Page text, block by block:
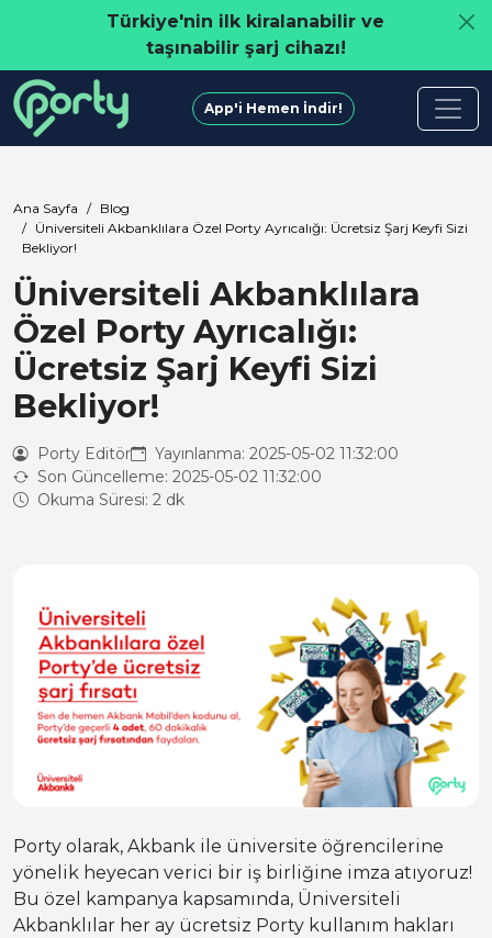
Türkiye'nin ilk kiralanabilir ve
taşınabilir şarj cihazı!
App'i Hemen İndir!
Ana Sayfa
Blog
Üniversiteli Akbanklılara Özel Porty Ayrıcalığı: Ücretsiz Şarj Keyfi Sizi
Bekliyor!
Üniversiteli Akbanklılara
Özel Porty Ayrıcalığı:
Ücretsiz Şarj Keyfi Sizi
Bekliyor!
Porty Editör
Yayınlanma: 2025-05-02 11:32:00
Son Güncelleme: 2025-05-02 11:32:00
Okuma Süresi: 2 dk
Porty olarak, Akbank ile üniversite öğrencilerine
yönelik heyecan verici bir iş birliğine imza atıyoruz!
Bu özel kampanya kapsamında, Üniversiteli
Akbanklılar her ay ücretsiz Porty kullanım hakları